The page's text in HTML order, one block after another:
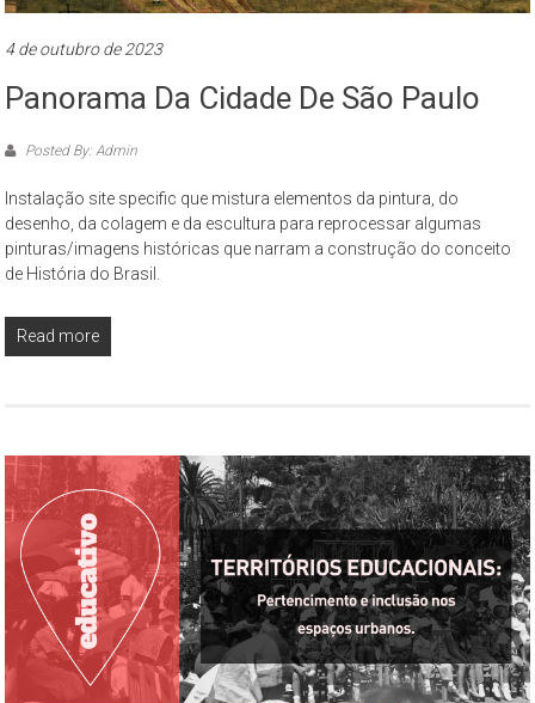
4 de outubro de 2023
Panorama Da Cidade De São Paulo
Posted By: Admin
Instalação site specific que mistura elementos da pintura, do
desenho, da colagem e da escultura para reprocessar algumas
pinturas/imagens históricas que narram a construção do conceito
de História do Brasil.
Read more